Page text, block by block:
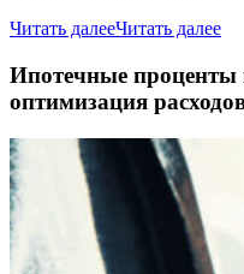
Читать далееЧитать далее
Ипотечные
оптимизация